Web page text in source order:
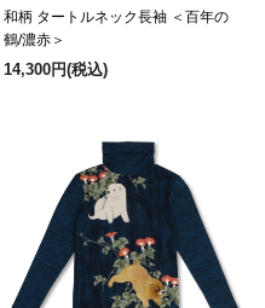
和柄 タートルネック長袖 ＜百年の
鶴/濃赤＞
14,300円(税込)